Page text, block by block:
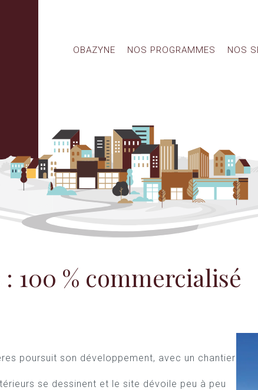
OBAZYNE NOS PROGRAMMES NOS
100 % commercialisé
poursuit son développement, avec un chantier
se dessinent et le site dévoile peu à peu